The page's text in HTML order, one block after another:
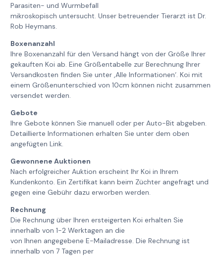
Parasiten- und Wurmbefall
mikroskopisch untersucht. Unser betreuender Tierarzt ist Dr.
Rob Heymans.
Boxenanzahl
Ihre Boxenanzahl für den Versand hängt von der Größe Ihrer
gekauften Koi ab. Eine Größentabelle zur Berechnung Ihrer
Versandkosten finden Sie unter ‚Alle Informationen‘. Koi mit
einem Größenunterschied von 10cm können nicht zusammen
versendet werden.
Gebote
Ihre Gebote können Sie manuell oder per Auto-Bit abgeben.
Detaillierte Informationen erhalten Sie unter dem oben
angefügten Link.
Gewonnene Auktionen
Nach erfolgreicher Auktion erscheint Ihr Koi in Ihrem
Kundenkonto. Ein Zertifikat kann beim Züchter angefragt und
gegen eine Gebühr dazu erworben werden.
Rechnung
Die Rechnung über Ihren ersteigerten Koi erhalten Sie
innerhalb von 1-2 Werktagen an die
von Ihnen angegebene E-Mailadresse. Die Rechnung ist
innerhalb von 7 Tagen per